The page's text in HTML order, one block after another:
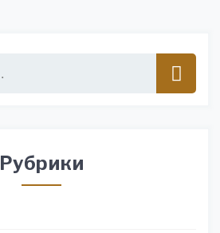
Рубрики